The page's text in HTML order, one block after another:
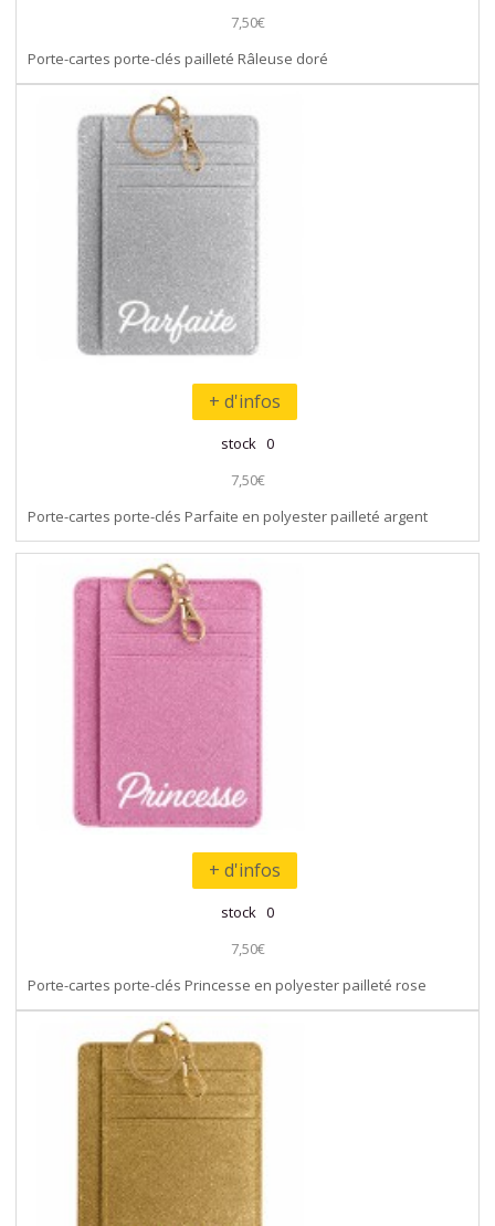
7,50€
Porte-cartes porte-clés pailleté Râleuse doré
+ d'infos
stock 0
7,50€
Porte-cartes porte-clés Parfaite en polyester pailleté argent
+ d'infos
stock 0
7,50€
Porte-cartes porte-clés Princesse en polyester pailleté rose